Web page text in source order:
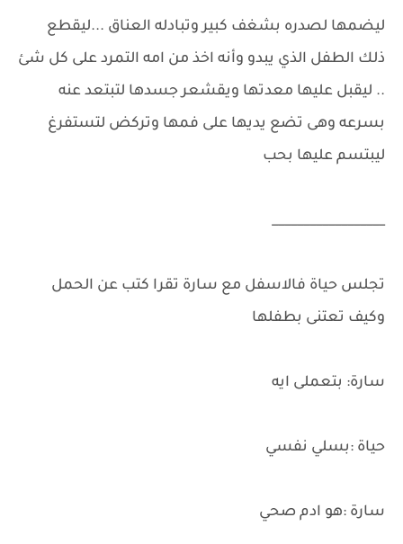
ليضمها لصدره بشغف كبير وتبادله العناق ...ليقطع
ذلك الطفل الذي يبدو وأنه اخذ من امه التمرد على كل شئ
.. ليقبل عليها معدتها ويقشعر جسدها لتبتعد عنه
بسرعه وهى تضع يديها على فمها وتركض لتستفرغ
ليبتسم عليها بحب
__________________
تجلس حياة فالاسفل مع سارة تقرا كتب عن الحمل
وكيف تعتنى بطفلها
سارة: بتعملى ايه
حياة :بسلي نفسي
سارة :هو ادم صحي